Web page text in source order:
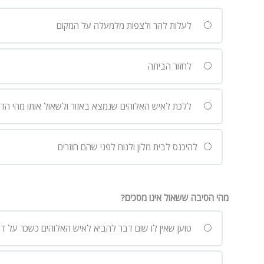
לעלות להר ולצפות מלמעלה על המקום
לחזור הביתה
ללכת לאיש האלוהים שנמצא באזור ולשאול אותו מהי
להיכנס לבית מלון ולנוח לפני שהם חוזרים
מהי הסיבה ששאול אינו מסכים?
טוען שאין לו שום דבר להביא לאיש האלוהים כשכר על